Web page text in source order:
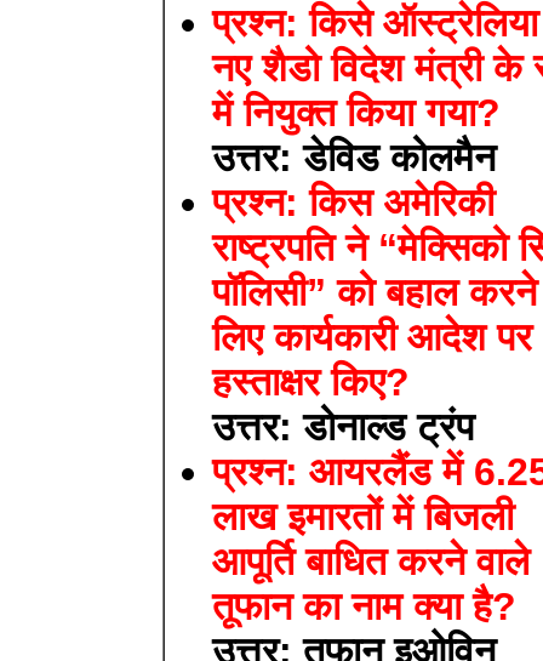
प्रश्न: किसे
नए शैडो विदेश मंत्री के
में नियुक्त किया गया?
उत्तर: डेविड कोलमैन
प्रश्न: किस अमेरिकी
राष्ट्रपति ने “मेक्सिको
पॉलिसी” को बहाल
लिए कार्यकारी आदेश पर
हस्ताक्षर किए?
उत्तर: डोनाल्ड ट्रंप
प्रश्न: आयरलैंड में
लाख इमारतों में बिजली
आपूर्ति बाधित करने वाले
तूफान का नाम क्या है?
उत्तर: तूफान इओविन